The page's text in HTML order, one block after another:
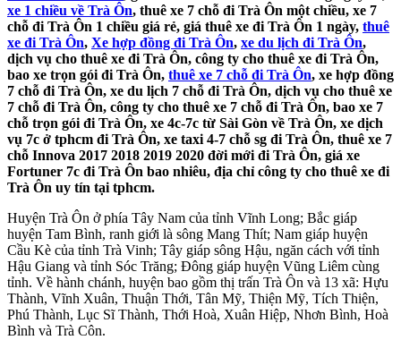
xe 1 chiều về Trà Ôn, thuê xe 7 chỗ đi Trà Ôn một chiều, xe 7
chỗ đi Trà Ôn 1 chiều giá rẻ, giá thuê xe đi Trà Ôn 1 ngày, thuê
xe đi Trà Ôn, Xe hợp đồng đi Trà Ôn, xe du lịch đi Trà Ôn,
dịch vụ cho thuê xe đi Trà Ôn, công ty cho thuê xe đi Trà Ôn,
bao xe trọn gói đi Trà Ôn, thuê xe 7 chỗ đi Trà Ôn, xe hợp đồng
7 chỗ đi Trà Ôn, xe du lịch 7 chỗ đi Trà Ôn, dịch vụ cho thuê xe
7 chỗ đi Trà Ôn, công ty cho thuê xe 7 chỗ đi Trà Ôn, bao xe 7
chỗ trọn gói đi Trà Ôn, xe 4c-7c từ Sài Gòn về Trà Ôn, xe dịch
vụ 7c ở tphcm đi Trà Ôn, xe taxi 4-7 chỗ sg đi Trà Ôn, thuê xe 7
chỗ Innova 2017 2018 2019 2020 đời mới đi Trà Ôn, giá xe
Fortuner 7c đi Trà Ôn bao nhiêu, địa chỉ công ty cho thuê xe đi
Trà Ôn uy tín tại tphcm.
Huyện Trà Ôn ở phía Tây Nam của tỉnh Vĩnh Long; Bắc giáp
huyện Tam Bình, ranh giới là sông Mang Thít; Nam giáp huyện
Cầu Kè của tỉnh Trà Vinh; Tây giáp sông Hậu, ngăn cách với tỉnh
Hậu Giang và tỉnh Sóc Trăng; Đông giáp huyện Vũng Liêm cùng
tỉnh. Về hành chánh, huyện bao gồm thị trấn Trà Ôn và 13 xã: Hựu
Thành, Vĩnh Xuân, Thuận Thới, Tân Mỹ, Thiện Mỹ, Tích Thiện,
Phú Thành, Lục Sĩ Thành, Thới Hoà, Xuân Hiệp, Nhơn Bình, Hoà
Bình và Trà Côn.